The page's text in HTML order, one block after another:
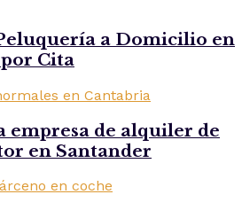
a Domicilio en
Cita
empresa de alquiler de
en Santander